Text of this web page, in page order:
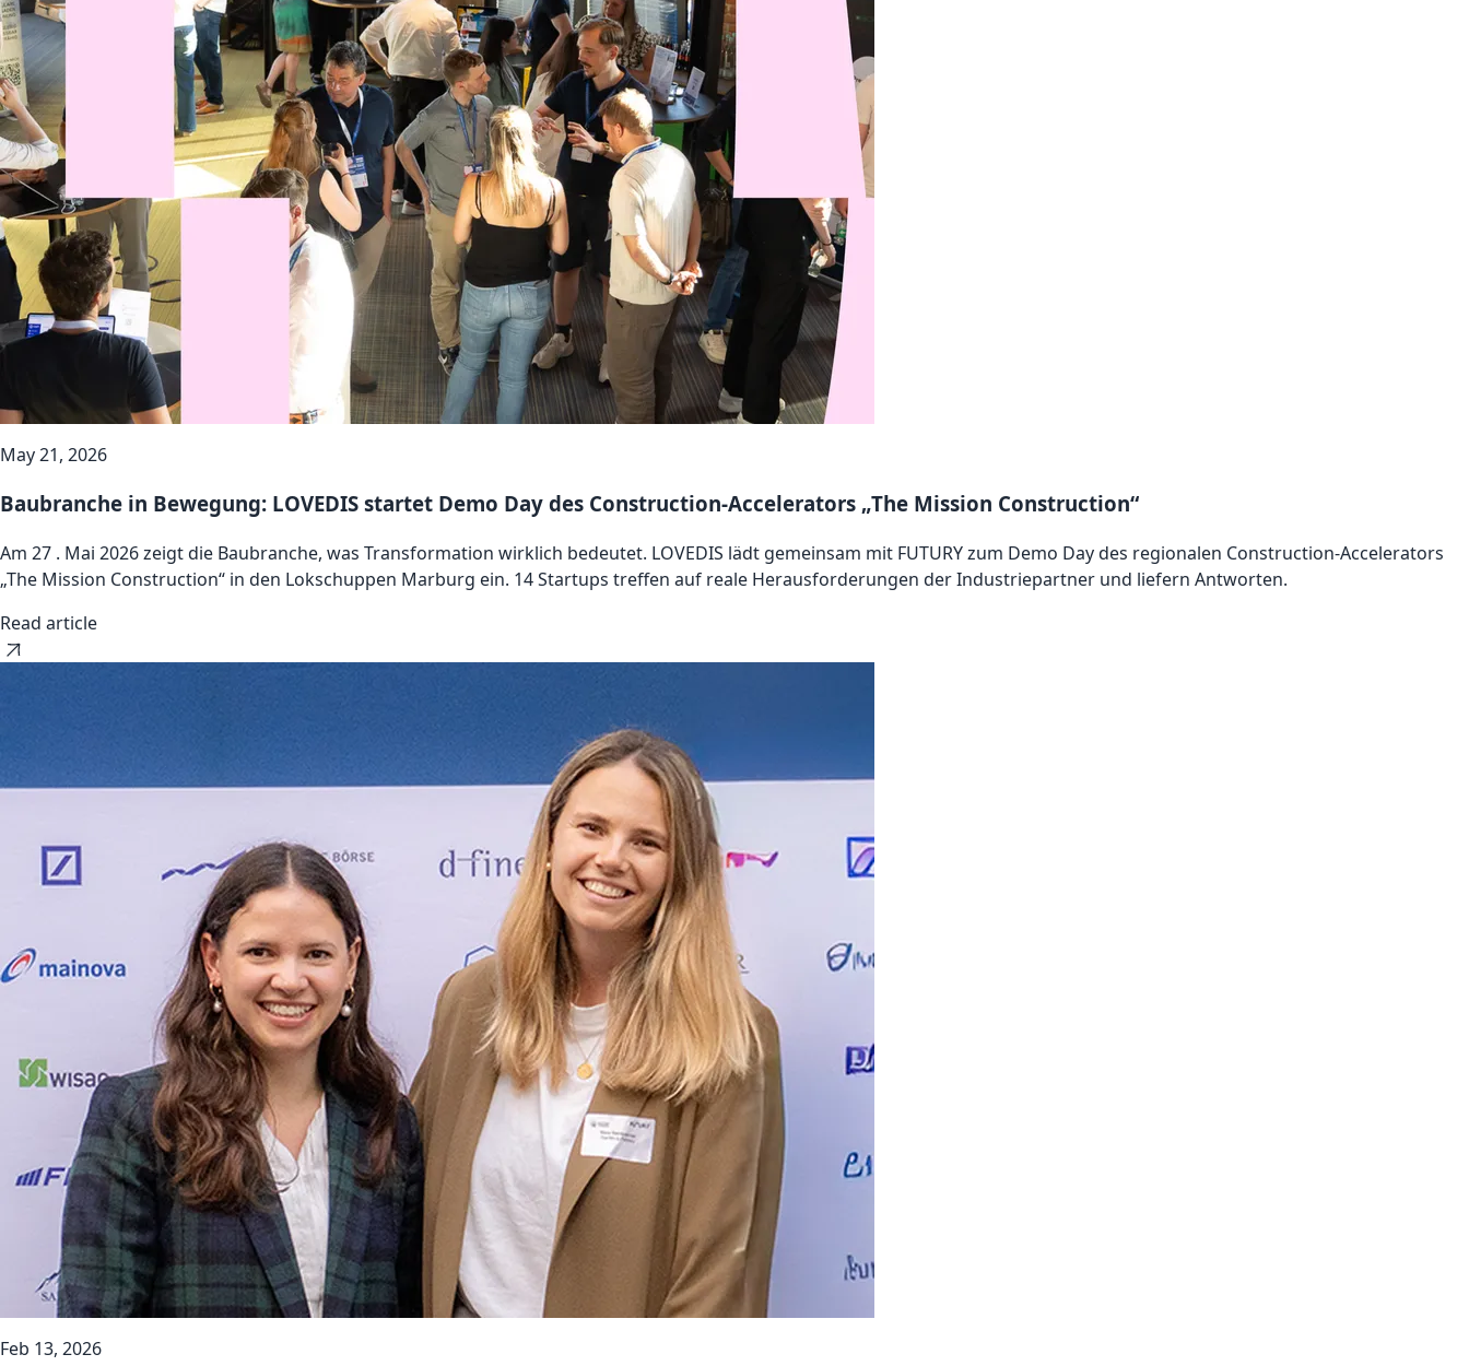
May 21, 2026
Baubranche in Bewegung: LOVEDIS startet Demo Day des Construction-Accelerators „The Mission Construction“
Am 27 . Mai 2026 zeigt die Baubranche, was Transformation wirklich bedeutet. LOVEDIS lädt gemeinsam mit FUTURY zum Demo Day des regionalen Construction-Accelerators
„The Mission Construction“ in den Lokschuppen Marburg ein. 14 Startups treffen auf reale Herausforderungen der Industriepartner und liefern Antworten.
Read article
Feb 13, 2026